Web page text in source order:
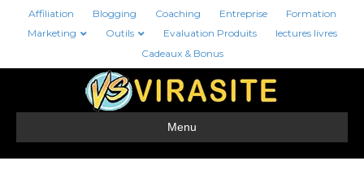
Affiliation Blogging Coaching Entreprise
Formation
Marketing
Outils Evaluation Produits
lectures livres
Cadeaux & Bonus
Menu